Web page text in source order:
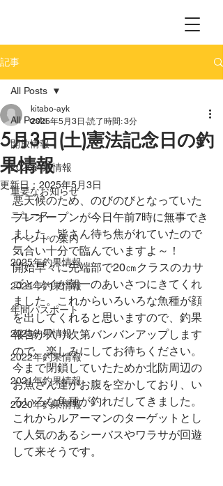
記事
All Posts
開放情報
2026釣果情報
重要なお知らせ
ニュース
イベントの案内
2025年釣果情報
2024年釣果情報
年間パスポート
2023釣果情報
2022年釣果情報
2021年釣果情報
2020年釣果情報
All Posts
5月3日(土)憲法記念日の釣
果情報
kitabo-ayk
2025年5月3日 読了時間: 3分
更新日： 2025年5月3日
悪天候のため、のびのびとなっていた
プレオープンが今日午前7時に無事でき
ました。皆さん待ち焦がれていたので
気合い十分で臨んでいますよ～！
開始早々に先端部で20㎝クラスのカサ
ゴとソイが朝一のあいさつにきてくれ
ました。これからいろいろな魚種が顔
を出してくれると思いますので、釣果
報告が入り次第バンバンアップします
ので、楽しみにしてお待ちください。
今まで閉鎖していたためか北防周辺の
お魚さん達がお腹を空かしており、い
ろいろな魚種が釣れだしてきました。
これからルアーマンのターゲットとし
て人気のあるシーバスやワラサが回遊
して来そうです。